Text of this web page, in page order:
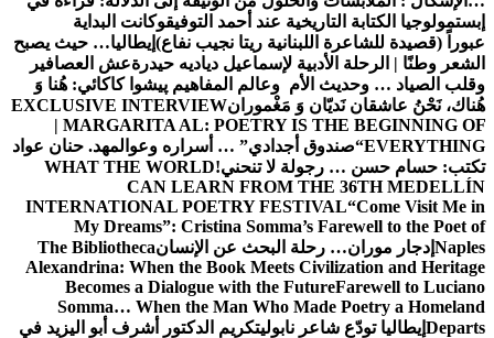
إبستمولوجيا الكتابة التاريخية عند أحمد التوفيقوكانت البداية
عبوراً (قصيدة للشاعرة اللبنانية ريتا نجيب نفاع) إيطاليا… حيث يصبح
الشعر وطنًا | الرحلة الأدبية لإسماعيل دياديه حيدرةعش العصافير
وقلب الصياد … وحديث الأم وعالم المفاهيم پیشوا کاکائي: هُنا وَ
هُناك، نَحْنُ عاشقان نَديّان وَ مَغْمورانEXCLUSIVE INTERVIEW
| MARGARITA AL: POETRY IS THE BEGINNING OF
EVERYTHING“صندوق أجدادي” … أسراره وعوالمهد. حنان عواد
تكتب: حسام حسن … رجولة لا تنحني!WHAT THE WORLD
CAN LEARN FROM THE 36TH MEDELLÍN
INTERNATIONAL POETRY FESTIVAL“Come Visit Me in
My Dreams”: Cristina Somma’s Farewell to the Poet of
Naples إدجار موران… رحلة البحث عن الإنسانThe Bibliotheca
Alexandrina: When the Book Meets Civilization and Heritage
Becomes a Dialogue with the FutureFarewell to Luciano
Somma… When the Man Who Made Poetry a Homeland
Departs إيطاليا تودّع شاعر نابوليتكريم الدكتور أشرف أبو اليزيد في